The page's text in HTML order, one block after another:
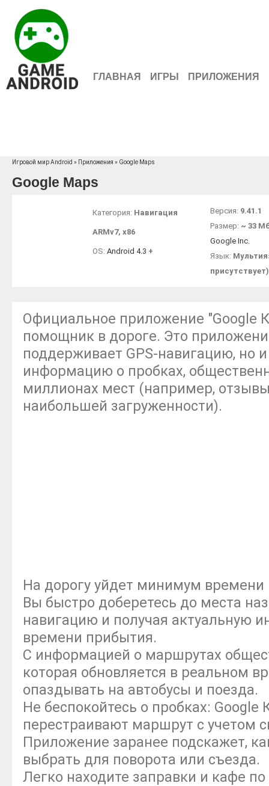
ГЛАВНАЯ ИГРЫ ПРИЛОЖЕНИЯ
Игровой мир Android » Приложения » Google Maps
Google Maps
Категория: Навигация
ARMv7, x86
OS: Android 4.3 +
Версия: 9.41.1
Размер: ~ 33
Google Inc.
Язык:
присутствует)
Официальное приложение "Google
помощник в дороге. Это
поддерживает GPS-навигацию, но
информацию о пробках,
миллионах мест (например,
наибольшей загруженности).
На дорогу уйдет минимум времени
Вы быстро доберетесь до места
навигацию и получая актуальную
времени прибытия.
С информацией о маршрутах
которая обновляется в реальном
опаздывать на автобусы и поезда.
Не беспокойтесь о пробках:
перестраивают маршрут с учетом
Приложение заранее подскажет,
выбрать для поворота или съезда.
Легко находите заправки и кафе по